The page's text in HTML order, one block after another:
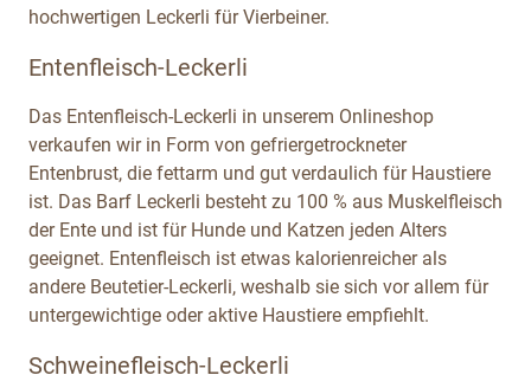
hochwertigen Leckerli für Vierbeiner.
Entenfleisch-Leckerli
Das Entenfleisch-Leckerli in unserem Onlineshop
verkaufen wir in Form von gefriergetrockneter
Entenbrust, die fettarm und gut verdaulich für Haustiere
ist. Das Barf Leckerli besteht zu 100 % aus Muskelfleisch
der Ente und ist für Hunde und Katzen jeden Alters
geeignet. Entenfleisch ist etwas kalorienreicher als
andere Beutetier-Leckerli, weshalb sie sich vor allem für
untergewichtige oder aktive Haustiere empfiehlt.
Schweinefleisch-Leckerli